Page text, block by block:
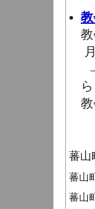
教
ら
蕃山
蕃山
蕃山